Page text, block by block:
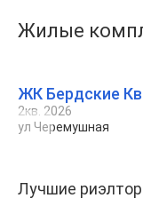
Жилые
ЖК Бердские
2кв. 2026
ул Черемушная
Лучшие